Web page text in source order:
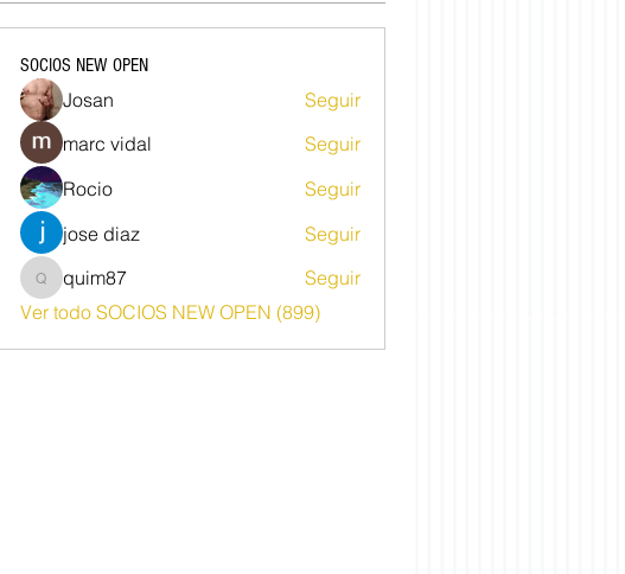
SOCIOS NEW OPEN
Josan
Seguir
marc vidal
Seguir
Rocio
Seguir
jose diaz
Seguir
quim87quim87
Seguir
Ver todo SOCIOS NEW OPEN (899)